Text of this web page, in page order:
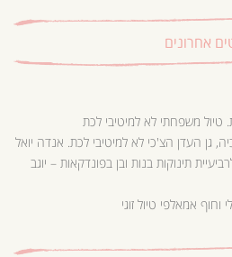
אחרונים
טיול משפחתי לא למיטיבי לכת
גן העדן הצ'כי לא למיטיבי לכת. אנדה יואל
תינוקות בנות ובן בפונדקאות – יוגב
אמאלפי טיול זוגי